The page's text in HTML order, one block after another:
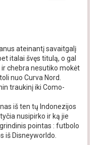
ateinantį savaitgalį
italai švęs titulą, o gal
chebra nesutiko mokėt
nuo Curva Nord.
traukinį iki Como-
iš ten tų Indonezijos
nusipirko ir ką jie
pointas : futbolo
iš Disneyworldo.